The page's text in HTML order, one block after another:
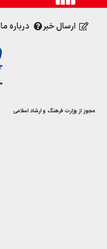
ارسال خبر درباره ما
مجوز از وزارت فرهنگ و ارشاد اسلامی